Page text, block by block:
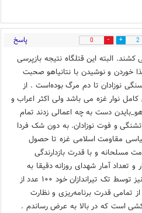
2
0 پاسخ
البته این قتلگاه نتیجه بازپرسی
خوردن و نوشیدن با نتانیاهو صحبت
نوزادان تا دم مرگ بوده‌است . از
نوار غزه می باشد ولی اکثر اعراب و
که او دست به چنین اعمالی بزند حالا طی گذشت ۱۶۹ روز نتانیاهو_بایدن دست به چه اعمالی زدند تمام
قتل عام ۳۲هزار انسان تا گرسنگی و تشنگی و فوت نوزادان. به دون شک فردا
موثر از همت بلند است. ۱ - بهتر است تیم سیاسی مقاومت اسلامی غزه تا حصول
غزه پای هیچ میز مذاکره تبادل اسرا حاضر نشوند . ۲ - و مقاومت مسلحانه و با قدرت بازدارندگی
نشان دهند . ۳ - چرا در برابر کشتار و تعداد آمار شهدای روزانه دقیقا به
همان مقدار از نظامیان جنایتکار کشته شوند یعنی امروز آمار کشتار ۱۰۰ عدد بود مقاومت نیز توسط تک تیراندازان خود ۱۰۰ عدد از
تمامی قدرت برنامه‌ریزی و نظارت
کشی است که در بالا به عرض رساندم .